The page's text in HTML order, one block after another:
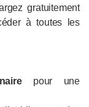
gratuitement
à toutes les
pour une